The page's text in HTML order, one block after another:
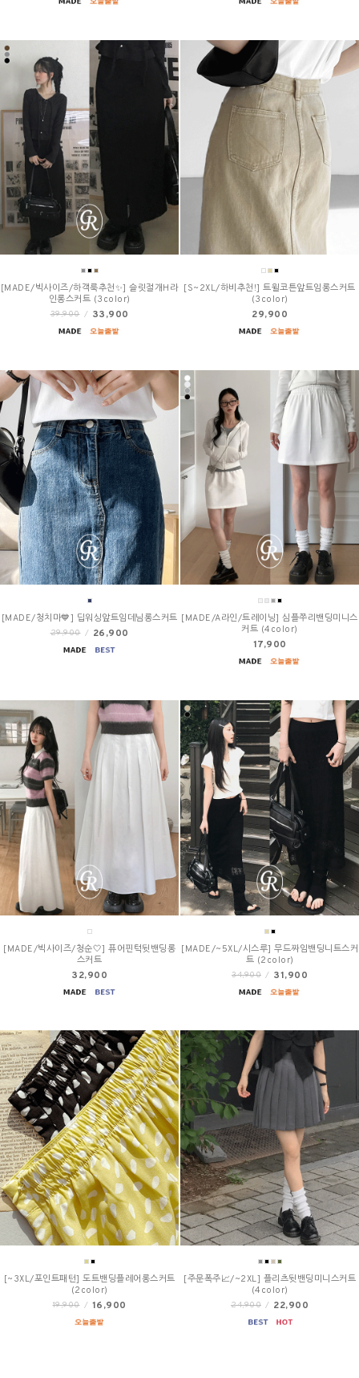
[MADE/빅사이즈/하객룩추천✨] 슬릿절개H라
인롱스커트 (3color)
39,900 / 33,900
[S~2XL/하비추천!] 트윌코튼앞트임롱스커트
(3color)
29,900
[MADE/청치마💙] 딥워싱앞트임데님롱스커트
29,900 / 26,900
[MADE/A라인/트레이닝] 심플쭈리밴딩미니스
커트 (4color)
17,900
[MADE/빅사이즈/청순🤍] 퓨어핀턱뒷밴딩롱
스커트
32,900
[MADE/~5XL/시스루] 무드짜임밴딩니트스커
트 (2color)
34,900 / 31,900
[~3XL/포인트패턴] 도트밴딩플레어롱스커트
(2color)
19,900 / 16,900
[주문폭주📈/~2XL] 플리츠뒷밴딩미니스커트
(4color)
24,900 / 22,900